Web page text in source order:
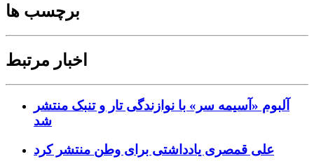
برچسب ها
اخبار مرتبط
آلبوم «آسیمه سر» با نوازندگی تار و تنبک منتشر
شد
علی قمصری یادداشتی برای وطن منتشر کرد